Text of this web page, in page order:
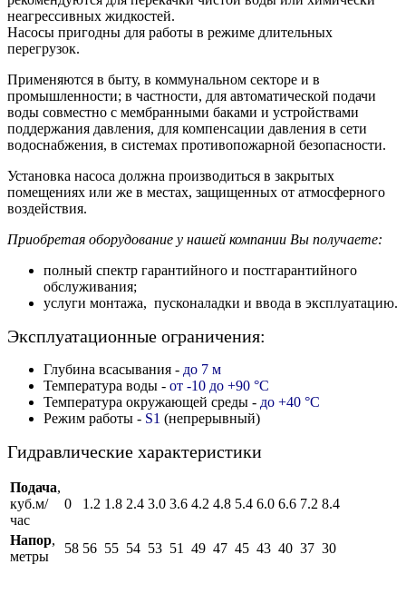
неагрессивных жидкостей.
Насосы пригодны для работы в режиме длительных
перегрузок.
Применяются в быту, в коммунальном секторе и в
промышленности; в частности, для автоматической подачи
воды совместно с мембранными баками и устройствами
поддержания давления, для компенсации давления в сети
водоснабжения, в системах противопожарной безопасности.
Установка насоса должна производиться в закрытых
помещениях или же в местах, защищенных от атмосферного
воздействия.
Приобретая оборудование у нашей компании Вы получаете:
полный спектр гарантийного и постгарантийного
обслуживания;
услуги монтажа, пусконаладки и ввода в эксплуатацию.
Эксплуатационные ограничения:
Глубина всасывания - до 7 м
Температура воды - от -10 до +90 °C
Температура окружающей среды - до +40 °C
Режим работы - S1 (непрерывный)
Гидравлические характеристики
Подача,
куб.м/
час
0 1.2 1.8 2.4 3.0 3.6 4.2 4.8 5.4 6.0 6.6 7.2 8.4
Напор,
метры
58 56 55 54 53 51 49 47 45 43 40 37 30